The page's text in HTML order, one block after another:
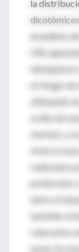
la
el análisis
ORs
el riesgo
utilizando
orden de
marital, y
nivel
realizados
pretérmino
entre el
también el
relaciones
asma. Se